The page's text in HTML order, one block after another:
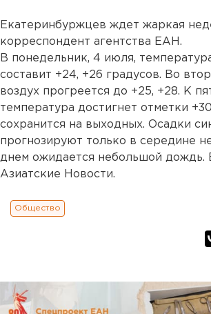
Екатеринбуржцев ждет жаркая
корреспондент агентства ЕАН.
В понедельник, 4 июля,
составит +24, +26 градусов. Во
воздух прогреется до +25, +28. К
температура достигнет отметки
сохранится на выходных. Осадки
прогнозируют только в середине
днем ожидается небольшой дождь.
Азиатские Новости.
Общество